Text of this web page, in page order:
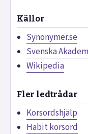
Källor
Synonymer.se
Svenska
Wikipedia
Fler ledtrådar
Korsordshjälp
Habit korsord